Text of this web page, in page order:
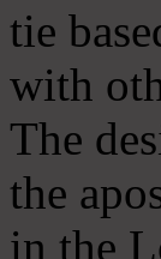
tie
with
The
the
in the